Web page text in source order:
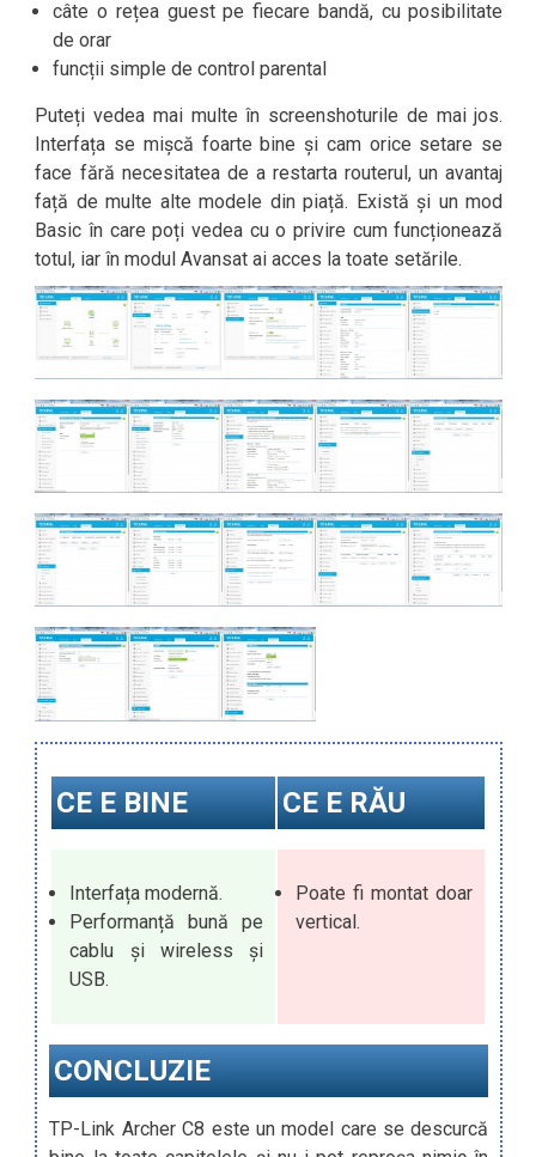
câte o rețea guest pe fiecare bandă, cu posibilitate
de orar
funcții simple de control parental
Puteți vedea mai multe în screenshoturile de mai jos.
Interfața se mișcă foarte bine și cam orice setare se
face fără necesitatea de a restarta routerul, un avantaj
față de multe alte modele din piață. Există și un mod
Basic în care poți vedea cu o privire cum funcționează
totul, iar în modul Avansat ai acces la toate setările.
CE E BINE CE E RĂU
Interfața modernă.
Performanță bună pe
cablu și wireless și
USB.
Poate fi montat doar
vertical.
CONCLUZIE
TP-Link Archer C8 este un model care se descurcă